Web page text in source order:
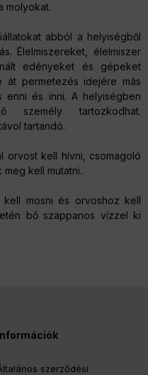
molyokat.
abból a helyiségből
Élelmiszereket, élelmiszer
edényeket és gépeket
permetezés idejére más
enni és inni. A helyiségben
tartozkodhat.
tartandó.
orvost kell hívni, csomagoló
kell mutatni.
mosni és orvoshoz kell
bő szappanos vízzel ki
szerződési